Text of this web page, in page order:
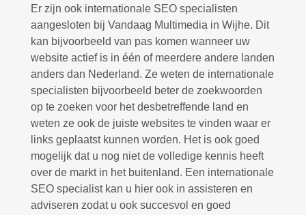
Er zijn ook internationale SEO specialisten
aangesloten bij Vandaag Multimedia in Wijhe. Dit
kan bijvoorbeeld van pas komen wanneer uw
website actief is in één of meerdere andere landen
anders dan Nederland. Ze weten de internationale
specialisten bijvoorbeeld beter de zoekwoorden
op te zoeken voor het desbetreffende land en
weten ze ook de juiste websites te vinden waar er
links geplaatst kunnen worden. Het is ook goed
mogelijk dat u nog niet de volledige kennis heeft
over de markt in het buitenland. Een internationale
SEO specialist kan u hier ook in assisteren en
adviseren zodat u ook succesvol en goed